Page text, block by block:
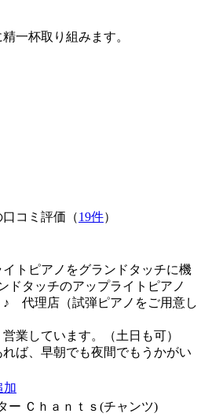
一杯取り組みます。
口コミ評価（19件）
トピアノをグランドタッチに機
ドタッチのアップライトピアノ
♪ 代理店（試弾ピアノをご用意し
業しています。（土日も可）
ば、早朝でも夜間でもうかがい
加
ー Ｃｈａｎｔｓ(チャンツ)